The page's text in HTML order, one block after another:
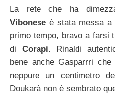
La rete che ha
Vibonese è stata messa a
primo tempo, bravo a farsi
di Corapi. Rinaldi
bene anche Gasparrri
neppure un centimetro
Doukarà non è sembrato